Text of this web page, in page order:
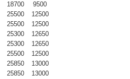
18700
9500
25500
12500
25500
12500
25300
12650
25300
12650
25500
12500
25850
13000
25850
13000